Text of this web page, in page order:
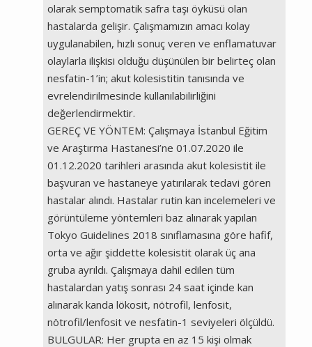
olarak semptomatik safra taşı öyküsü olan
hastalarda gelişir. Çalışmamızın amacı kolay
uygulanabilen, hızlı sonuç veren ve enflamatuvar
olaylarla ilişkisi olduğu düşünülen bir belirteç olan
nesfatin-1’in; akut kolesistitin tanısında ve
evrelendirilmesinde kullanılabilirliğini
değerlendirmektir.
GEREÇ VE YÖNTEM: Çalışmaya İstanbul Eğitim
ve Araştırma Hastanesi’ne 01.07.2020 ile
01.12.2020 tarihleri arasında akut kolesistit ile
başvuran ve hastaneye yatırılarak tedavi gören
hastalar alındı. Hastalar rutin kan incelemeleri ve
görüntüleme yöntemleri baz alınarak yapılan
Tokyo Guidelines 2018 sınıflamasına göre hafif,
orta ve ağır şiddette kolesistit olarak üç ana
gruba ayrıldı. Çalışmaya dahil edilen tüm
hastalardan yatış sonrası 24 saat içinde kan
alınarak kanda lökosit, nötrofil, lenfosit,
nötrofil/lenfosit ve nesfatin-1 seviyeleri ölçüldü.
BULGULAR: Her grupta en az 15 kişi olmak